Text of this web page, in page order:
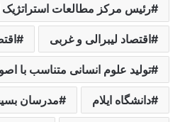
رئیس مرکز مطالعات استراتژیک
اقتصاد لیبرالی و غربی
تولید علوم انسانی متناسب با
دانشگاه ایلام مدرسان